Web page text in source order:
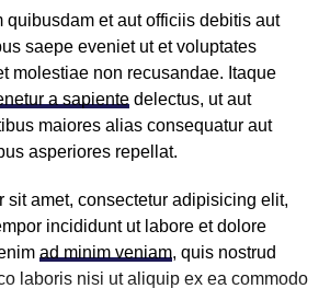
quibusdam et aut officiis debitis aut
saepe eveniet ut et voluptates
molestiae non recusandae. Itaque
a sapientedelectus, ut aut
maiores alias consequatur aut
asperiores repellat.
sit amet, consectetur adipisicing elit,
incididunt ut labore et dolore
ad minim veniam, quis nostrud
laboris nisi ut aliquip ex ea commodo